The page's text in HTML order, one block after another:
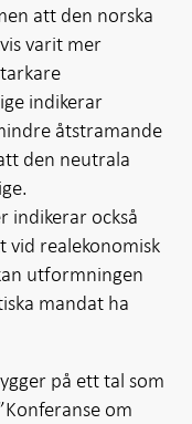
att den norska
varit mer
indikerar
åtstramande
den neutrala
indikerar också
vid realekonomisk
utformningen
mandat ha
på ett tal som
om